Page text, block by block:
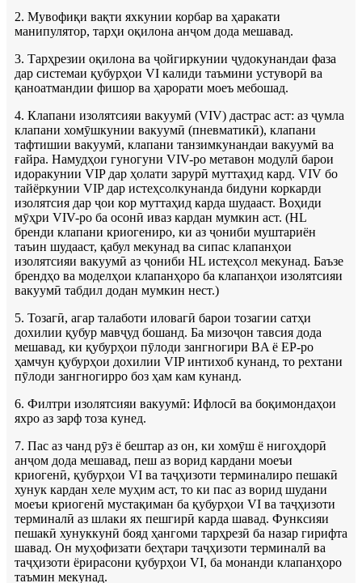
2. Мувофиқи вақти яхкунии корбар ва ҳаракати
манипулятор, тарҳи оқилона анҷом дода мешавад.
3. Тарҳрезии оқилона ва ҷойгиркунии ҷудокунандаи фаза
дар системаи қубурҳои VI калиди таъмини устуворӣ ва
қаноатмандии фишор ва ҳарорати моеъ мебошад.
4. Клапани изолятсияи вакуумӣ (VIV) дастрас аст: аз ҷумла
клапани хомӯшкунии вакуумӣ (пневматикӣ), клапани
тафтишии вакуумӣ, клапани танзимкунандаи вакуумӣ ва
ғайра. Намудҳои гуногуни VIV-ро метавон модулӣ барои
идоракунии VIP дар ҳолати зарурӣ муттаҳид кард. VIV бо
тайёркунии VIP дар истеҳсолкунанда бидуни коркарди
изолятсия дар ҷои кор муттаҳид карда шудааст. Воҳиди
мӯҳри VIV-ро ба осонӣ иваз кардан мумкин аст. (HL
бренди клапани криогениро, ки аз ҷониби муштариён
таъин шудааст, қабул мекунад ва сипас клапанҳои
изолятсияи вакуумӣ аз ҷониби HL истеҳсол мекунад. Баъзе
брендҳо ва моделҳои клапанҳоро ба клапанҳои изолятсияи
вакуумӣ табдил додан мумкин нест.)
5. Тозагӣ, агар талаботи иловагӣ барои тозагии сатҳи
дохилии қубур мавҷуд бошанд. Ба мизоҷон тавсия дода
мешавад, ки қубурҳои пӯлоди зангногири BA ё EP-ро
ҳамчун қубурҳои дохилии VIP интихоб кунанд, то рехтани
пӯлоди зангногирро боз ҳам кам кунанд.
6. Филтри изолятсияи вакуумӣ: Ифлосӣ ва боқимондаҳои
яхро аз зарф тоза кунед.
7. Пас аз чанд рӯз ё бештар аз он, ки хомӯш ё нигоҳдорӣ
анҷом дода мешавад, пеш аз ворид кардани моеъи
криогенӣ, қубурҳои VI ва таҷҳизоти терминалиро пешакӣ
хунук кардан хеле муҳим аст, то ки пас аз ворид шудани
моеъи криогенӣ мустақиман ба қубурҳои VI ва таҷҳизоти
терминалӣ аз шлаки ях пешгирӣ карда шавад. Функсияи
пешакӣ хунуккунӣ бояд ҳангоми тарҳрезӣ ба назар гирифта
шавад. Он муҳофизати беҳтари таҷҳизоти терминалӣ ва
таҷҳизоти ёрирасони қубурҳои VI, ба монанди клапанҳоро
таъмин мекунад.